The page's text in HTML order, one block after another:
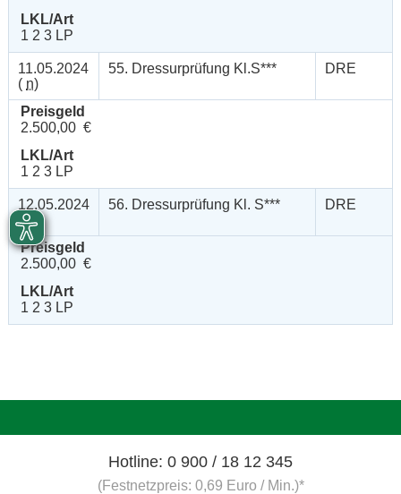
LKL/Art
1 2 3 LP
11.05.2024
( n)
55. Dressurprüfung Kl.S*** DRE
Preisgeld
2.500,00 €
LKL/Art
1 2 3 LP
12.05.2024
(n)
56. Dressurprüfung Kl. S*** DRE
Preisgeld
2.500,00 €
LKL/Art
1 2 3 LP
Hotline: 0 900 / 18 12 345
(Festnetzpreis: 0,69 Euro / Min.)*